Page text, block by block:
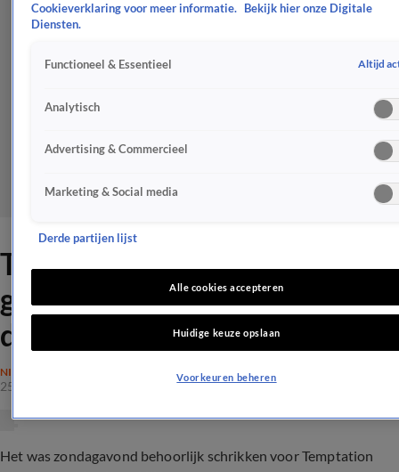
Temptation-Joop loopt
gebroken scheenbeen op
door aanval
NIEUWS
25 okt 2021, 13:11
Het was zondagavond behoorlijk schrikken voor Temptation
Cookieverklaring voor meer informatie.
Bekijk hier onze Digitale
Diensten.
Functioneel & Essentieel Altijd
Analytisch
Advertising & Commercieel
Marketing & Social media
Derde partijen lijst
Alle cookies accepteren
Huidige keuze opslaan
Voorkeuren beheren